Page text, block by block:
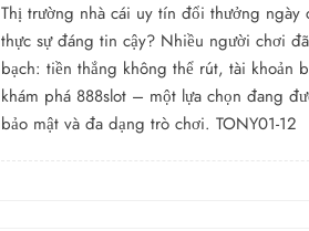
Thị trường nhà cái uy tín đổi thưởng
thực sự đáng tin cậy? Nhiều người chơi
bạch: tiền thắng không thể rút, tài khoản
khám phá 888slot – một lựa chọn đang
bảo mật và đa dạng trò chơi. TONY01-12